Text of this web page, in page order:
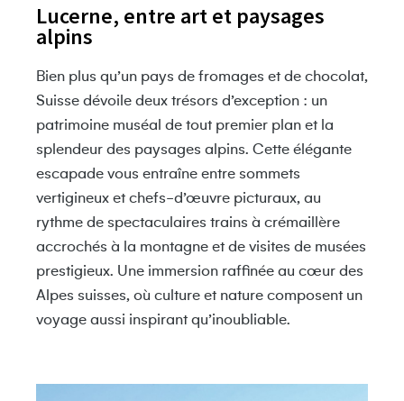
Lucerne, entre art et paysages
alpins
Bien plus qu’un pays de fromages et de chocolat,
Suisse dévoile deux trésors d’exception : un
patrimoine muséal de tout premier plan et la
splendeur des paysages alpins. Cette élégante
escapade vous entraîne entre sommets
vertigineux et chefs-d’œuvre picturaux, au
rythme de spectaculaires trains à crémaillère
accrochés à la montagne et de visites de musées
prestigieux. Une immersion raffinée au cœur des
Alpes suisses, où culture et nature composent un
voyage aussi inspirant qu’inoubliable.